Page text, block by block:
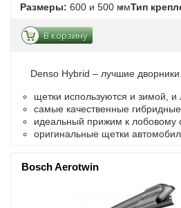
Размеры: 600 и 500 ммТип
В корзину
Denso Hybrid – лучшие дворники.
щетки используются и зимой, и
самые качественные
идеальный прижим к лобовому
оригинальные щетки
Bosch Aerotwin